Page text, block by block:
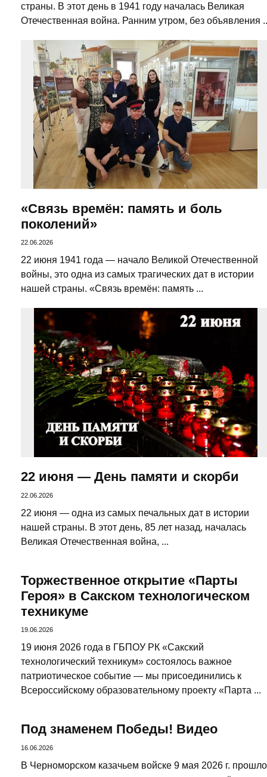
страны. В этот день в 1941 году началась Великая
Отечественная война. Ранним утром, без объявления
«Связь времён: память и боль
поколений»
22.06.2026
22 июня 1941 года — начало Великой Отечественной
войны, это одна из самых трагических дат в истории
нашей страны. «Связь времён: память ...
22 июня — День памяти и скорби
22.06.2026
22 июня — одна из самых печальных дат в истории
нашей страны. В этот день, 85 лет назад, началась
Великая Отечественная война, ...
Торжественное открытие «Парты
Героя» в Сакском технологическом
техникуме
19.06.2026
19 июня 2026 года в ГБПОУ РК «Сакский
технологический техникум» состоялось важное
патриотическое событие — мы присоединились к
Всероссийскому образовательному проекту «Парта ...
Под знаменем Победы! Видео
16.06.2026
В Черноморском казачьем войске 9 мая 2026 г. прошло